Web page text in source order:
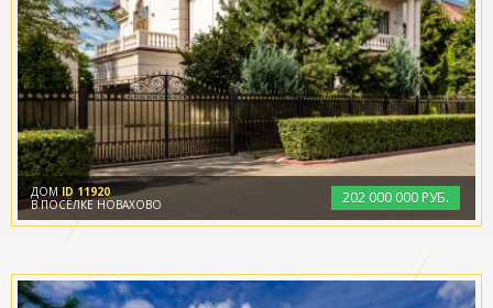
202 000 000 РУБ.
ДОМID 11920
В ПОСЁЛКЕ НОВАХОВО